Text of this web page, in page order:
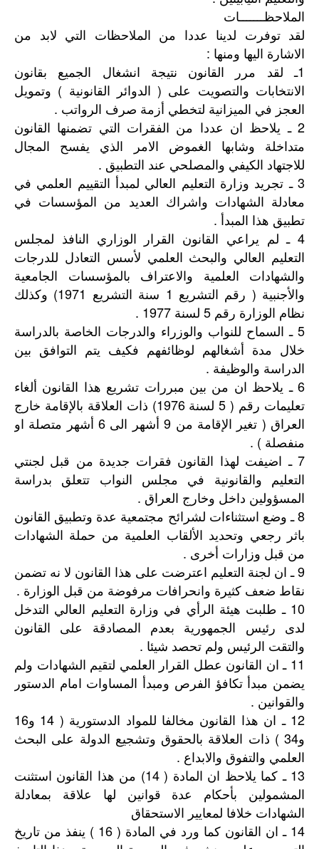
الملاحظـــــــات
لقد توفرت لدينا عددا من الملاحظات التي لابد من
الاشارة اليها ومنها :
1ـ لقد مرر القانون نتيجة انشغال الجميع بقانون
الانتخابات والتصويت على ( الدوائر القانونية ) وتمويل
العجز في الميزانية لتخطي أزمة صرف الرواتب .
2 ـ يلاحظ ان عددا من الفقرات التي تضمنها القانون
متداخلة وشابها الغموض الامر الذي يفسح المجال
للاجتهاد الكيفي والمصلحي عند التطبيق .
3 ـ تجريد وزارة التعليم العالي لمبدأ التقييم العلمي في
معادلة الشهادات واشراك العديد من المؤسسات في
تطبيق هذا المبدأ .
4 ـ لم يراعي القانون القرار الوزاري النافذ لمجلس
التعليم العالي والبحث العلمي لأسس التعادل للدرجات
والشهادات العلمية والاعتراف بالمؤسسات الجامعية
والأجنبية ( رقم التشريع 1 سنة التشريع 1971) وكذلك
نظام الوزارة رقم 5 لسنة 1977 .
5 ـ السماح للنواب والوزراء والدرجات الخاصة بالدراسة
خلال مدة أشغالهم لوظائفهم فكيف يتم التوافق بين
الدراسة والوظيفة .
6 ـ يلاحظ ان من بين مبررات تشريع هذا القانون ألغاء
تعليمات رقم ( 5 لسنة 1976) ذات العلاقة بالإقامة خارج
العراق ( تغير الإقامة من 9 أشهر الى 6 أشهر متصلة او
منفصلة ) .
7 ـ اضيفت لهذا القانون فقرات جديدة من قبل لجنتي
التعليم والقانونية في مجلس النواب تتعلق بدراسة
المسؤولين داخل وخارج العراق .
8 ـ وضع استثناءات لشرائح مجتمعية عدة وتطبيق القانون
باثر رجعي وتحديد الألقاب العلمية من حملة الشهادات
من قبل وزارات أخرى .
9 ـ ان لجنة التعليم اعترضت على هذا القانون لا نه تضمن
نقاط ضعف كثيرة وانحرافات مرفوضة من قبل الوزارة .
10 ـ طلبت هيئة الرأي في وزارة التعليم العالي التدخل
لدى رئيس الجمهورية بعدم المصادقة على القانون
والتقت الرئيس ولم تحصد شيئا .
11 ـ ان القانون عطل القرار العلمي لتقيم الشهادات ولم
يضمن مبدأ تكافؤ الفرص ومبدأ المساوات امام الدستور
والقوانين .
12 ـ ان هذا القانون مخالفا للمواد الدستورية ( 14 و16
و34 ) ذات العلاقة بالحقوق وتشجيع الدولة على البحث
العلمي والتفوق والابداع .
13 ـ كما يلاحظ ان المادة ( 14) من هذا القانون استثنت
المشمولين بأحكام عدة قوانين لها علاقة بمعادلة
الشهادات خلافا لمعايير الاستحقاق
14 ـ ان القانون كما ورد في المادة ( 16 ) ينفذ من تاريخ